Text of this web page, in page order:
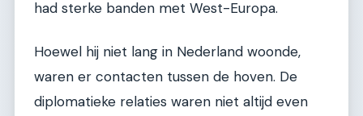
had sterke banden met West-Europa.
Hoewel hij niet lang in Nederland woonde,
waren er contacten tussen de hoven. De
diplomatieke relaties waren niet altijd even